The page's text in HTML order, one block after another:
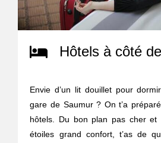
Hôtels à côté
Envie d’un lit douillet pour
gare de Saumur ? On t’a
hôtels. Du bon plan pas cher
étoiles grand confort, t’as de